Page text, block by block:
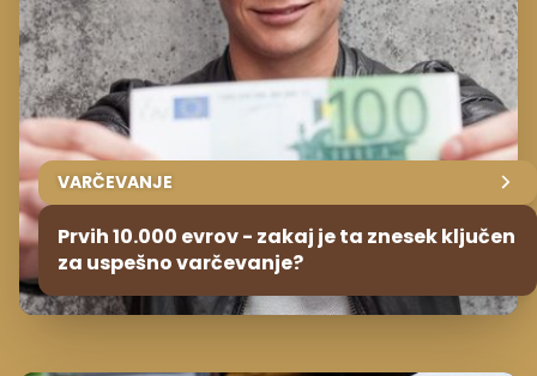
VARČEVANJE
Prvih 10.000 evrov - zakaj je ta znesek ključen
za uspešno varčevanje?